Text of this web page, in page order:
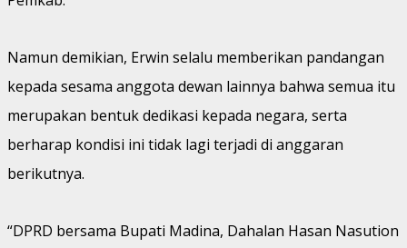
Namun demikian, Erwin selalu memberikan pandangan
kepada sesama anggota dewan lainnya bahwa semua itu
merupakan bentuk dedikasi kepada negara, serta
berharap kondisi ini tidak lagi terjadi di anggaran
berikutnya.
“DPRD bersama Bupati Madina, Dahalan Hasan Nasution